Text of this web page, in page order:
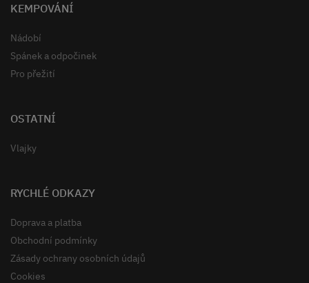
KEMPOVÁNÍ
Nádobí
Spánek a odpočinek
Pro přežití
OSTATNÍ
Vlajky
RYCHLÉ ODKAZY
Doprava a platba
Obchodní podmínky
Zásady ochrany osobních údajů
Cookies